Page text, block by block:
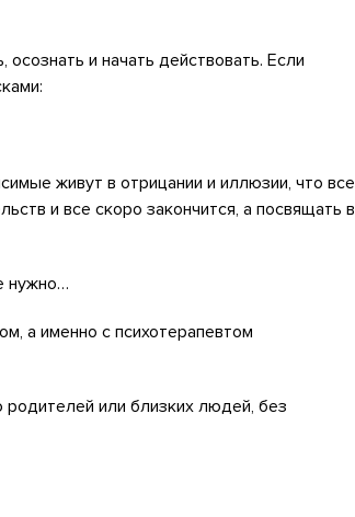
и начать действовать. Если
живут в отрицании и иллюзии, что все
и все скоро закончится, а посвящать в
нужно…
а именно с психотерапевтом
или близких людей, без